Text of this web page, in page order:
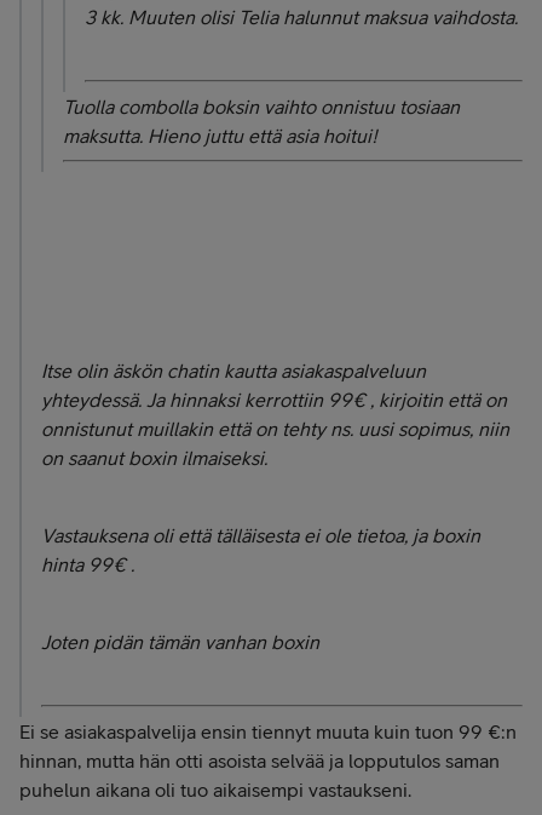
3 kk. Muuten olisi Telia halunnut maksua vaihdosta.
Tuolla combolla boksin vaihto onnistuu tosiaan
maksutta. Hieno juttu että asia hoitui!
Itse olin äskön chatin kautta asiakaspalveluun
yhteydessä. Ja hinnaksi kerrottiin 99€ , kirjoitin että on
onnistunut muillakin että on tehty ns. uusi sopimus, niin
on saanut boxin ilmaiseksi.
Vastauksena oli että tälläisesta ei ole tietoa, ja boxin
hinta 99€ .
Joten pidän tämän vanhan boxin
Ei se asiakaspalvelija ensin tiennyt muuta kuin tuon 99 €:n
hinnan, mutta hän otti asoista selvää ja lopputulos saman
puhelun aikana oli tuo aikaisempi vastaukseni.